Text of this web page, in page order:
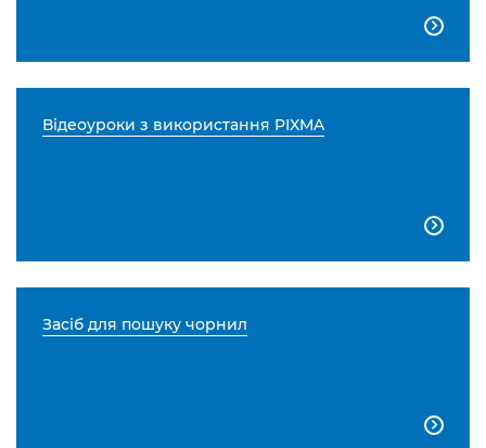

Відеоуроки з використання PIXMA

Засіб для пошуку чорнил
